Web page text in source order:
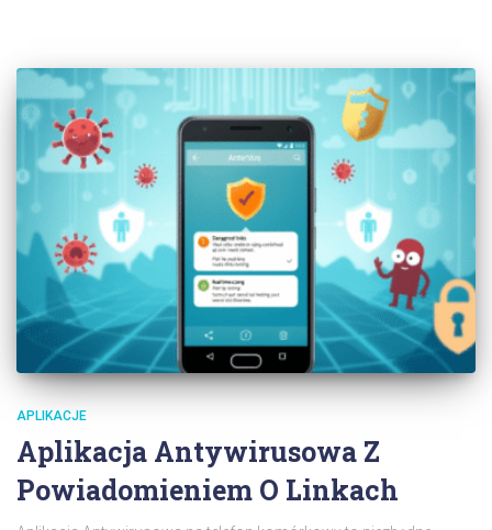
APLIKACJE
Aplikacja Antywirusowa Z
Powiadomieniem O Linkach